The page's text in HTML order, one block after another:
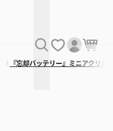
『忘却バッテリー』ミニアクリ